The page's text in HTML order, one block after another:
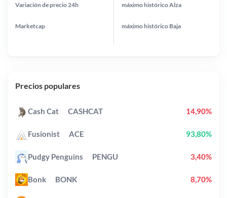
Variación de precio 24h
Marketcap
máximo históricoAlza
máximo histórico Baja
Precios populares
Cash Cat CASHCAT 14,90%
Fusionist ACE 93,80%
Pudgy Penguins PENGU 3,40%
Bonk BONK 8,70%